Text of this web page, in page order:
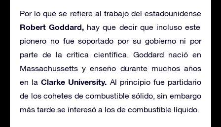
Por lo que se refiere al trabajo del estadounidense
Robert Goddard, hay que decir que incluso este
pionero no fue soportado por su gobierno ni por
parte de la crítica científica. Goddard nació en
Massachussetts y enseño durante muchos años
en laClarke University. Al principio fue partidario
de los cohetes de combustible sólido, sin embargo
más tarde se interesó a los de combustible líquido.